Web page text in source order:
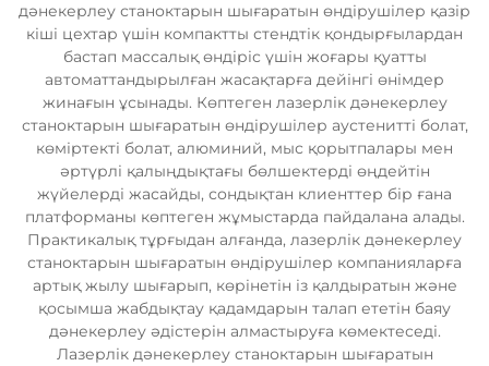
дәнекерлеу станоктарын шығаратын өндірушілер қазір
кіші цехтар үшін компактты стендтік қондырғылардан
бастап массалық өндіріс үшін жоғары қуатты
автоматтандырылған жасақтарға дейінгі өнімдер
жинағын ұсынады. Көптеген лазерлік дәнекерлеу
станоктарын шығаратын өндірушілер аустенитті болат,
көміртекті болат, алюминий, мыс қорытпалары мен
әртүрлі қалыңдықтағы бөлшектерді өңдейтін
жүйелерді жасайды, сондықтан клиенттер бір ғана
платформаны көптеген жұмыстарда пайдалана алады.
Практикалық тұрғыдан алғанда, лазерлік дәнекерлеу
станоктарын шығаратын өндірушілер компанияларға
артық жылу шығарып, көрінетін із қалдыратын және
қосымша жабдықтау қадамдарын талап ететін баяу
дәнекерлеу әдістерін алмастыруға көмектеседі.
Лазерлік дәнекерлеу станоктарын шығаратын